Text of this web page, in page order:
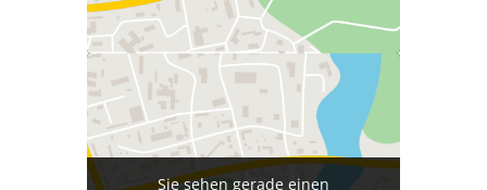
Telefon:03435 / 93 93 93
Sie sehen gerade einen